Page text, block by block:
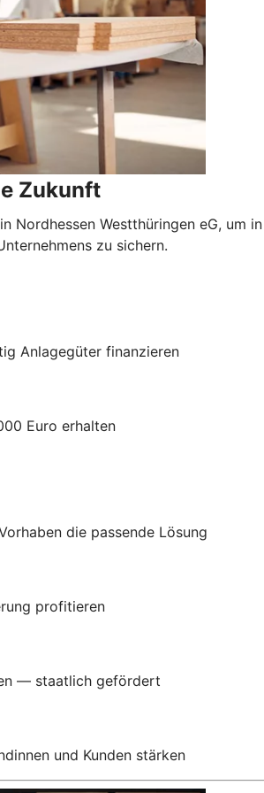
Zukunft
Nordhessen Westthüringen eG, um
zu sichern.
Anlagegüter finanzieren
Euro erhalten
die passende Lösung
profitieren
— staatlich gefördert
und Kunden stärken